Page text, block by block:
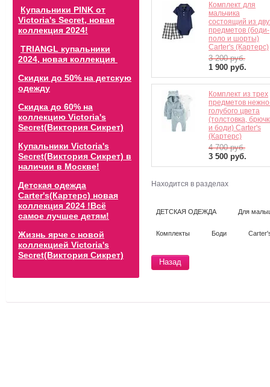
Купальники PINK от
Victoria's Secret, новая
коллекция 2024!
TRIANGL купальники
2024, новая коллекция
Скидки до 50% на детскую
одежду
Скидка до 60% на
коллекцию Victoria's
Secret(Виктория Сикрет)
Купальники Victoria's
Secret(Виктория Сикрет) в
наличии в Москве!
Детская одежда
Carter's(Картерс) новая
коллекция 2024 !Всё
самое лучшее детям!
Жизнь ярче с новой
коллекцией Victoria's
Secret(Виктория Сикрет)
Комплект для
мальчика
состоящий из
предметов (боди-
поло и шорты)
Carter's (Картерс)
3 200руб.
1 900 руб.
Комплект из трех
предметов
голубого цвета
(толстовка,
и боди) Carter's
(Картерс)
4 700руб.
3 500 руб.
Находится в разделах
ДЕТСКАЯ ОДЕЖДА Для
Комплекты Боди
Назад